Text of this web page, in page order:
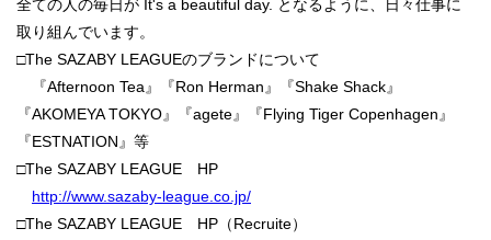
全ての人の毎日が It's a beautiful day. となるように、日々仕事に
取り組んでいます。
□The SAZABY LEAGUEのブランドについて
『Afternoon Tea』『Ron Herman』『Shake Shack』
『AKOMEYA TOKYO』『agete』『Flying Tiger Copenhagen』
『ESTNATION』等
□The SAZABY LEAGUE HP
http://www.sazaby-league.co.jp/
□The SAZABY LEAGUE HP（Recruite）